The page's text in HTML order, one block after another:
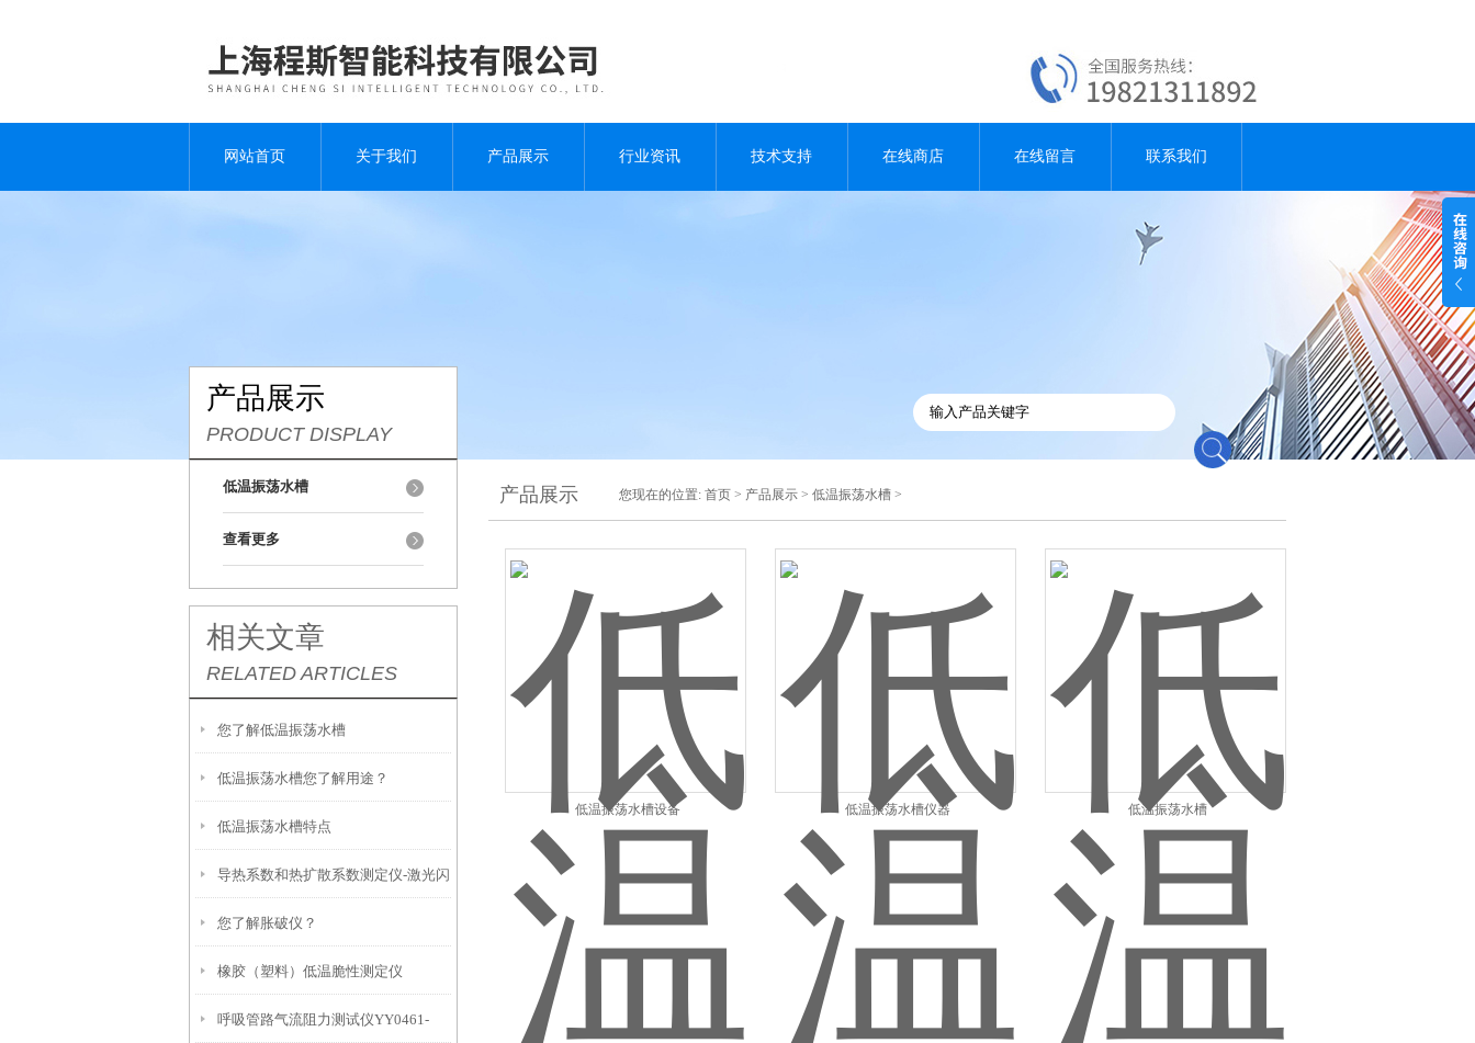
网站首页 关于我们 产品展示 行业资讯 技术支持 在线商店 在线留言 联系我们
产品展示
PRODUCT DISPLAY
低温振荡水槽
查看更多
相关文章
RELATED ARTICLES
您了解低温振荡水槽
低温振荡水槽您了解用途？
低温振荡水槽特点
导热系数和热扩散系数测定仪-激光闪
光法GBT 42919.4-2023
您了解胀破仪？
橡胶（塑料）低温脆性测定仪
呼吸管路气流阻力测试仪YY0461-
产品展示 您现在的位置: 首页 > 产品展示 > 低温振荡水槽 >
低温振荡水槽设备 低温振荡水槽仪器 低温振荡水槽